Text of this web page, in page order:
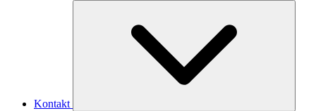
Kontakt